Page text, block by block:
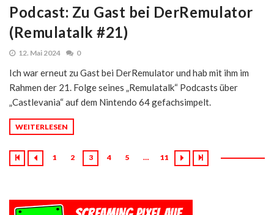
Podcast: Zu Gast bei DerRemulator
(Remulatalk #21)
12. Mai 2024 0
Ich war erneut zu Gast bei DerRemulator und hab mit ihm im
Rahmen der 21. Folge seines „Remulatalk“ Podcasts über
„Castlevania“ auf dem Nintendo 64 gefachsimpelt.
WEITERLESEN
1 2 3 4 5 … 11